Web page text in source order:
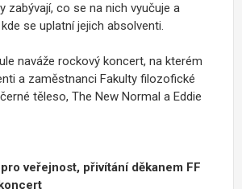
zabývají, co se na nich vyučuje a
se uplatní jejich absolventi.
naváže rockový koncert, na kterém
a zaměstnanci Fakulty filozofické
těleso, The New Normal a Eddie
veřejnost, přivítání děkanem FF